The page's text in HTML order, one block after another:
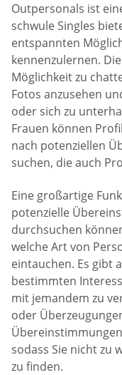
Outpersonals ist
schwule Singles
entspannten
kennenzulernen.
Möglichkeit zu
Fotos anzusehen
oder sich zu
Frauen können
nach potenziellen
suchen, die auch
Eine großartige
potenzielle
durchsuchen
welche Art von
eintauchen. Es gibt
bestimmten
mit jemandem zu
oder
sodass Sie nicht zu
zu finden.